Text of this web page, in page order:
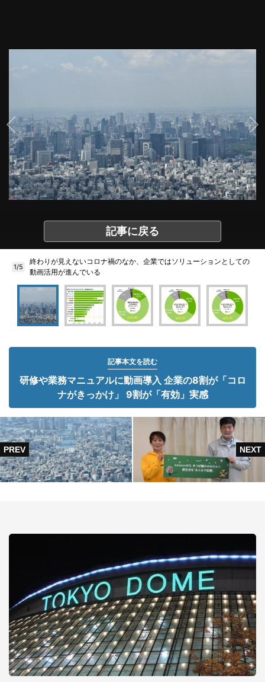
記事に戻る
1/5
終わりが見えないコロナ禍のなか、企業ではソリューションとしての
動画活用が進んでいる
記事本文を読む
研修や業務マニュアルに動画導入 企業の8割が「コロ
ナがきっかけ」 9割が「有効」実感